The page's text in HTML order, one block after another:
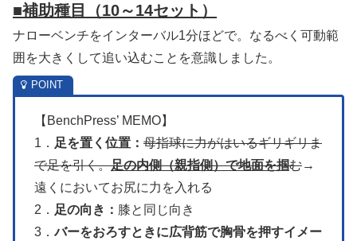
■補助種目 （10～14セット）
ナローベンチをインターバル1分ほどで。なるべく可動範
囲を大きくして追い込むことを意識しました。
【BenchPress’ MEMO】
1． 足を置く位置： 母指球に力がはいるギリギリま
で足を引く。足の内側（親指側）で地面を掴む→
遠くにおいてお尻に力を入れる
2． 足の向き： 膝と同じ向き
3．バーをおろすときに広背筋で胸骨を押すイメー